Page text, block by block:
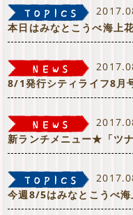
本日はみなとこうべ海上
8/1発行シティライフ8月
新ランチメニュー★「ツ
今週8/5はみなとこうべ